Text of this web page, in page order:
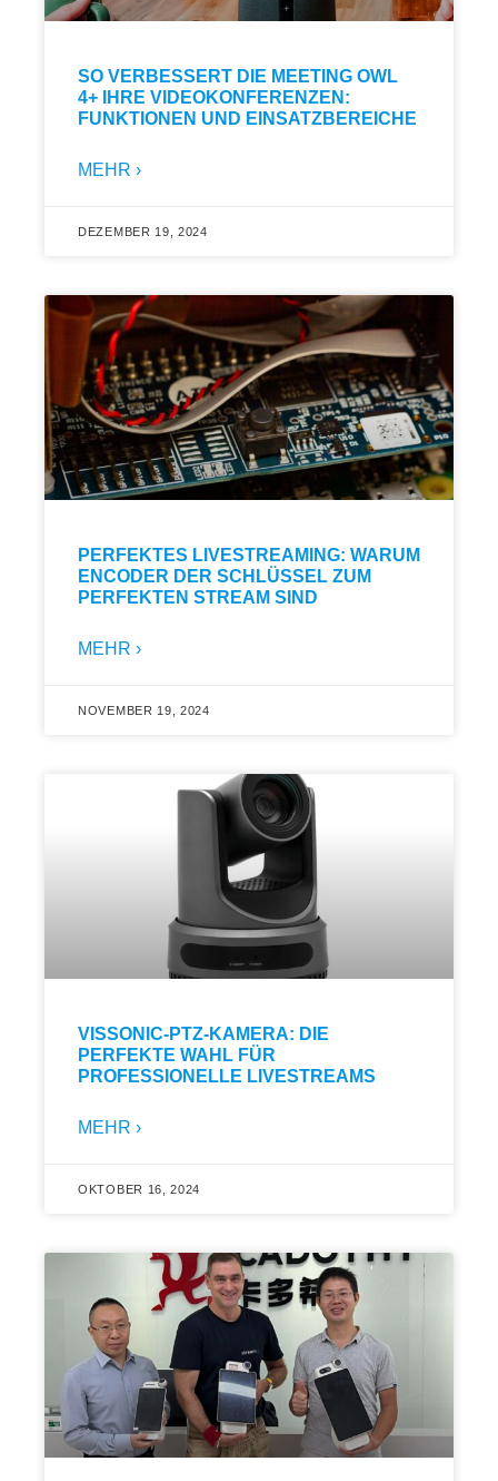
SO VERBESSERT DIE MEETING OWL
4+ IHRE VIDEOKONFERENZEN:
FUNKTIONEN UND EINSATZBEREICHE
MEHR ›
DEZEMBER 19, 2024
PERFEKTES LIVESTREAMING: WARUM
ENCODER DER SCHLÜSSEL ZUM
PERFEKTEN STREAM SIND
MEHR ›
NOVEMBER 19, 2024
VISSONIC-PTZ-KAMERA: DIE
PERFEKTE WAHL FÜR
PROFESSIONELLE LIVESTREAMS
MEHR ›
OKTOBER 16, 2024